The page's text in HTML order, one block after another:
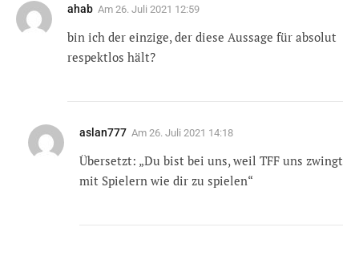
ahab Am 26. Juli 2021 12:59
bin ich der einzige, der diese Aussage für absolut
respektlos hält?
aslan777 Am 26. Juli 2021 14:18
Übersetzt: „Du bist bei uns, weil TFF uns zwingt
mit Spielern wie dir zu spielen“